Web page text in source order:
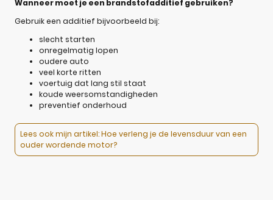
Wanneer moet je een brandstofadditief gebruiken?
Gebruik een additief bijvoorbeeld bij:
slecht starten
onregelmatig lopen
oudere auto
veel korte ritten
voertuig dat lang stil staat
koude weersomstandigheden
preventief onderhoud
Lees ook mijn artikel: Hoe verleng je de levensduur van een
ouder wordende motor?